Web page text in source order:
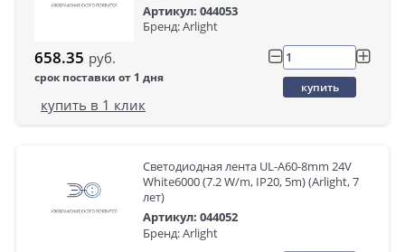
Артикул: 044053
Бренд: Arlight
658.35 руб.
срок поставки от 1 дня
купить
купить в 1 клик
Светодиодная лента UL-A60-8mm 24V
White6000 (7.2 W/m, IP20, 5m) (Arlight, 7
лет)
Артикул: 044052
Бренд: Arlight